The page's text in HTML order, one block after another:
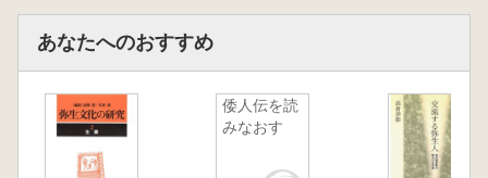
あなたへのおすすめ
倭人伝を読
みなおす